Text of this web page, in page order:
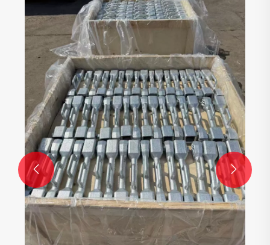
¿Qué significa el proceso de producción
CNC completo?
Ver más >>
 